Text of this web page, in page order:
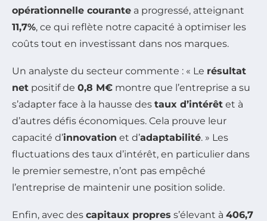
opérationnelle courante a progressé, atteignant
11,7%, ce qui reflète notre capacité à optimiser les
coûts tout en investissant dans nos marques.
Un analyste du secteur commente : « Le résultat
net positif de 0,8 M€ montre que l’entreprise a su
s’adapter face à la hausse des taux d’intérêt et à
d’autres défis économiques. Cela prouve leur
capacité d’innovation et d’adaptabilité. » Les
fluctuations des taux d’intérêt, en particulier dans
le premier semestre, n’ont pas empêché
l’entreprise de maintenir une position solide.
Enfin, avec des capitaux propres s’élevant à 406,7